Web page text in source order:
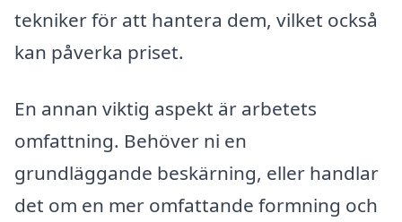
tekniker för att hantera dem, vilket också
kan påverka priset.
En annan viktig aspekt är arbetets
omfattning. Behöver ni en
grundläggande beskärning, eller handlar
det om en mer omfattande formning och